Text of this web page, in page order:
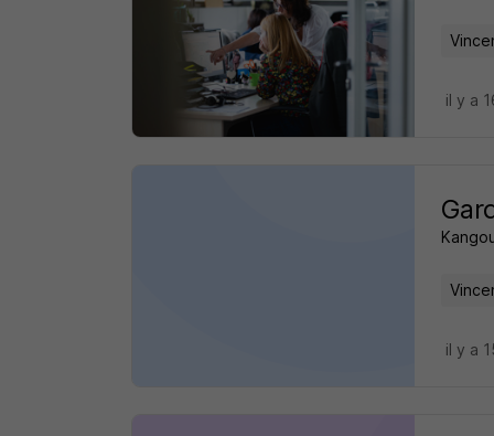
il y a
il y a